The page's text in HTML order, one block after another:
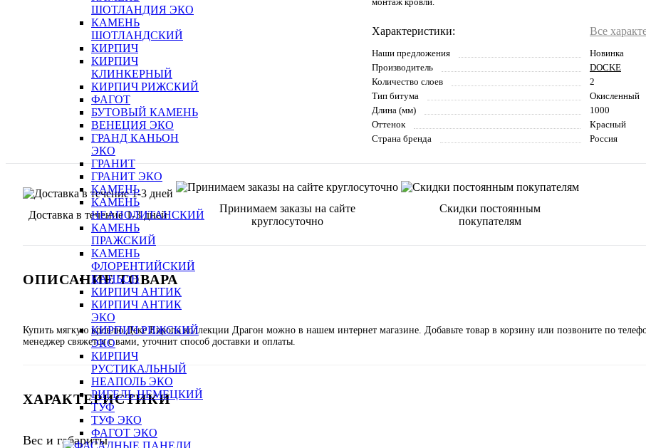
ШОТЛАНДИЯ ЭКО
КАМЕНЬ
ШОТЛАНДСКИЙ
КИРПИЧ
КИРПИЧ
КЛИНКЕРНЫЙ
КИРПИЧ РИЖСКИЙ
ФАГОТ
БУТОВЫЙ КАМЕНЬ
ВЕНЕЦИЯ ЭКО
ГРАНД КАНЬОН
ЭКО
ГРАНИТ
ГРАНИТ ЭКО
КАМЕНЬ
КАМЕНЬ
НЕАПОЛИТАНСКИЙ
КАМЕНЬ
ПРАЖСКИЙ
КАМЕНЬ
ФЛОРЕНТИЙСКИЙ
КАНЬОН
КИРПИЧ АНТИК
КИРПИЧ АНТИК
ЭКО
КИРПИЧ РИЖСКИЙ
ЭКО
КИРПИЧ
РУСТИКАЛЬНЫЙ
НЕАПОЛЬ ЭКО
РИГЕЛЬ НЕМЕЦКИЙ
ТУФ
ТУФ ЭКО
ФАГОТ ЭКО
Характеристики: Все
Наши предложения
Новинка
Производитель
DOCKE
Количество слоев
2
Тип битума
Окисленный
Длина (мм)
1000
Оттенок
Красный
Страна бренда
Россия
Доставка в течение 1-3 дней
Принимаем заказы на сайте
круглосуточно
Скидки постоянным
покупателям
ОПИСАНИЕ ТОВАРА
Купить мягкую кровлю Деке Европа коллекции Драгон можно в нашем интернет магазине. Добавьте товар в корзину или позвоните по
менеджер свяжется с вами, уточнит способ доставки и оплаты.
ХАРАКТЕРИСТИКИ
Вес и габариты